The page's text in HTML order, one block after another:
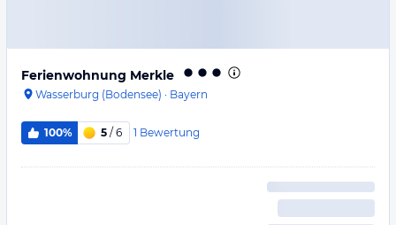
Ferienwohnung Merkle
Wasserburg (Bodensee) · Bayern
100% 5 / 6 1 Bewertung